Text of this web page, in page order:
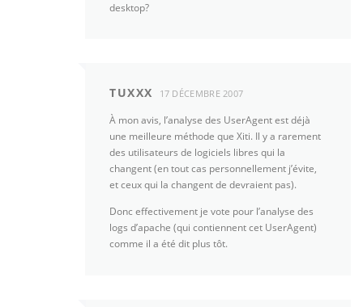
desktop?
TUXXX 17 DÉCEMBRE 2007
À mon avis, l’analyse des UserAgent est déjà
une meilleure méthode que Xiti. Il y a rarement
des utilisateurs de logiciels libres qui la
changent (en tout cas personnellement j’évite,
et ceux qui la changent de devraient pas).
Donc effectivement je vote pour l’analyse des
logs d’apache (qui contiennent cet UserAgent)
comme il a été dit plus tôt.